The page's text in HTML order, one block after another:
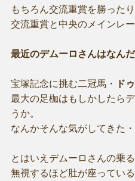
もちろん交流重賞を勝った
交流重賞と中央のメインレ
最近のデムーロさんはなん
宝塚記念に挑む二冠馬・ ド
最大の足枷はもしかしたら
うか。
なんかそんな気がしてきた・
とはいえデムーロさんの乗る
無視するほど肚が座ってい